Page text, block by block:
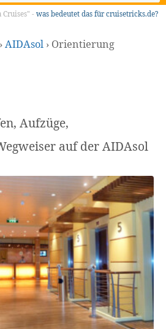
Cruises" - was bedeutet das für cruisetricks.de?
›AIDAsol › Orientierung
Aufzüge,
auf der AIDAsol